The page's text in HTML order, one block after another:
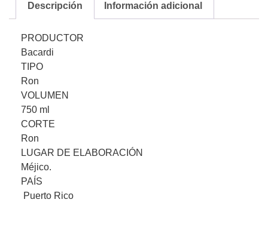
Descripción Información adicional
PRODUCTOR
Bacardi
TIPO
Ron
VOLUMEN
750 ml
CORTE
Ron
LUGAR DE ELABORACIÓN
Méjico.
PAÍS
Puerto Rico